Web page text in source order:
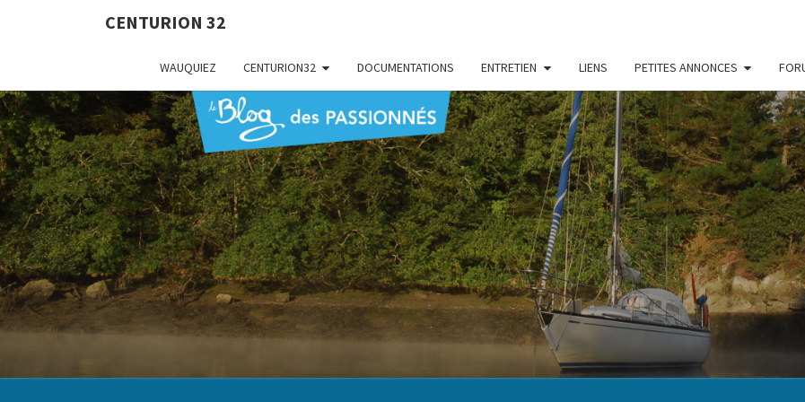
CENTURION 32
WAUQUIEZ CENTURION32 DOCUMENTATIONS ENTRETIEN LIENS PETITES ANNONCES
Le Blog
Des
Passionnés